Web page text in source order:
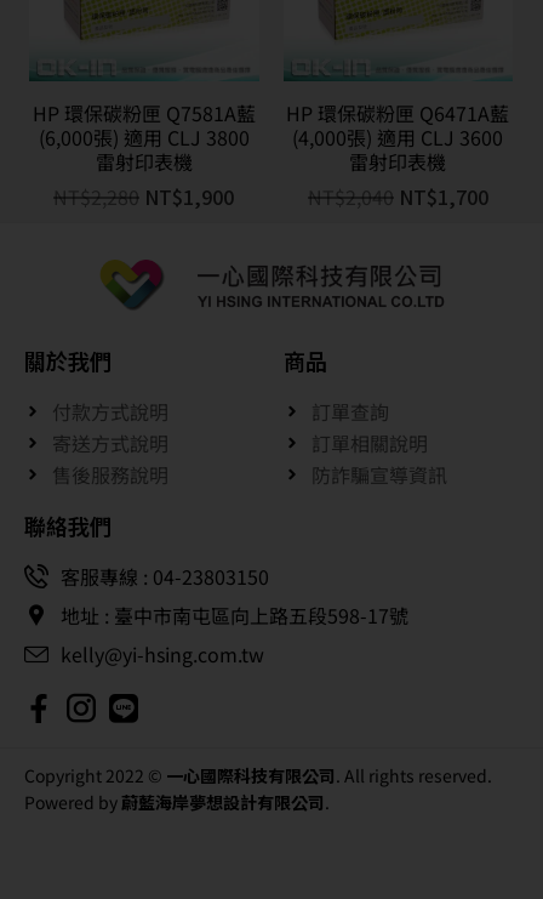
HP 環保碳粉匣 Q7581A藍
(6,000張) 適用 CLJ 3800
雷射印表機
NT$2,280 NT$1,900
HP 環保碳粉匣 Q6471A藍
(4,000張) 適用 CLJ 3600
雷射印表機
NT$2,040 NT$1,700
關於我們
付款方式說明
寄送方式說明
售後服務說明
商品
訂單查詢
訂單相關說明
防詐騙宣導資訊
聯絡我們
客服專線 : 04-23803150
地址 : 臺中市南屯區向上路五段598-17號
kelly@yi-hsing.com.tw
Copyright 2022 © 一心國際科技有限公司. All rights reserved.
Powered by蔚藍海岸夢想設計有限公司.